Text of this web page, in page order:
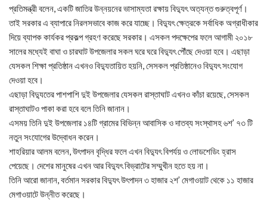
প্রতিমন্ত্রী বলেন, একটি জাতির উন্নয়নের ভাসাম্যতা রক্ষায় বিদ্যুৎ অত্যন্ত গুরুত্বপূর্ণ।
তাই সরকার এ ব্যাপারে নিরলসভাবে কাজ করে যাচ্ছে। বিদ্যুৎ ক্ষেত্রকে সর্বাধিক অগ্রাধীকার
দিয়ে ব্যাপক কার্যকর প্রকল্প গ্রহণ করেছে সরকার। এসকল পদক্ষেপের ফলে আগামী ২০১৮
সালের মধ্যেই বাঘা ও চারঘাট উপজেলার সকল ঘরে ঘরে বিদ্যুৎ পৌঁছে দেওয়া হবে। এছাড়া
যেসকল শিক্ষা প্রতিষ্ঠান এখনও বিদ্যুতায়িত হয়নি, সেসকল প্রতিষ্ঠানেও বিদ্যুৎ সংযোগ
দেওয়া হবে।
এছাড়া বিদ্যুতের পাশপাশি দুই উপজেলার যেসকল রাস্তাঘাট এখনও কাঁচা রয়েছে, সেসকল
রাস্তাঘাটও পাকা করা হবে বলে তিনি জানান।
এসময় তিনি দুই উপজেলার ১৪টি গ্রামের বিভিন্ন আবাসিক ও দাতব্য সংস্থাসহ ৬শ’ ৭৩ টি
নতুন সংযোগের উদ্বোধন করেন।
শাহরিয়ার আলম বলেন, উৎপাদন বৃদ্ধির ফলে এখন বিদ্যুৎ বিপর্যয় ও লোডশেডিং হ্রাস
পেয়েছে। দেশের মানুষের এখন আর বিদ্যুৎ বিভ্রাটের সম্মুখীন হতে হয় না।
তিনি আরো জানান, বর্তমান সরকার বিদ্যুৎ উৎপাদন ৩ হাজার ২শ’ মেগাওয়াট থেকে ১১ হাজার
মেগাওয়াটে উন্নীত করেছে।